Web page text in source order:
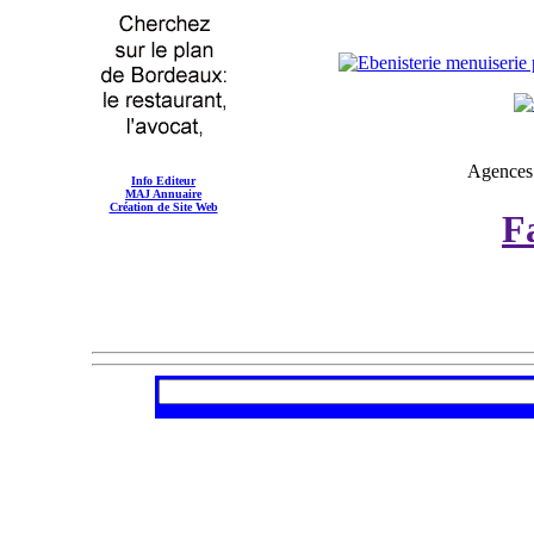
Info Editeur
MAJ Annuaire
Création de Site Web